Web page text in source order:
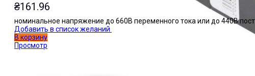
₴161.96
номинальное напряжение до 660В переменного тока или до 440В
Добавить в список желаний
В корзину
Просмотр